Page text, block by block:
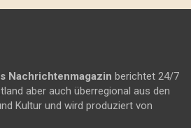
Nachrichtenmagazin berichtet 24/7
aber auch überregional aus den
Kultur und wird produziert von